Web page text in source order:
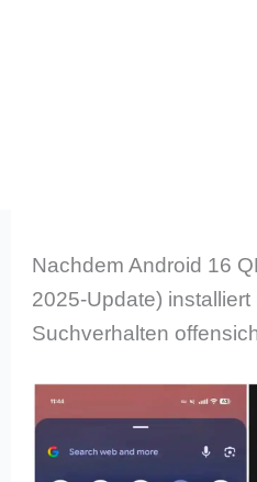
Nachdem Android 16
2025-Update)
Suchverhalten